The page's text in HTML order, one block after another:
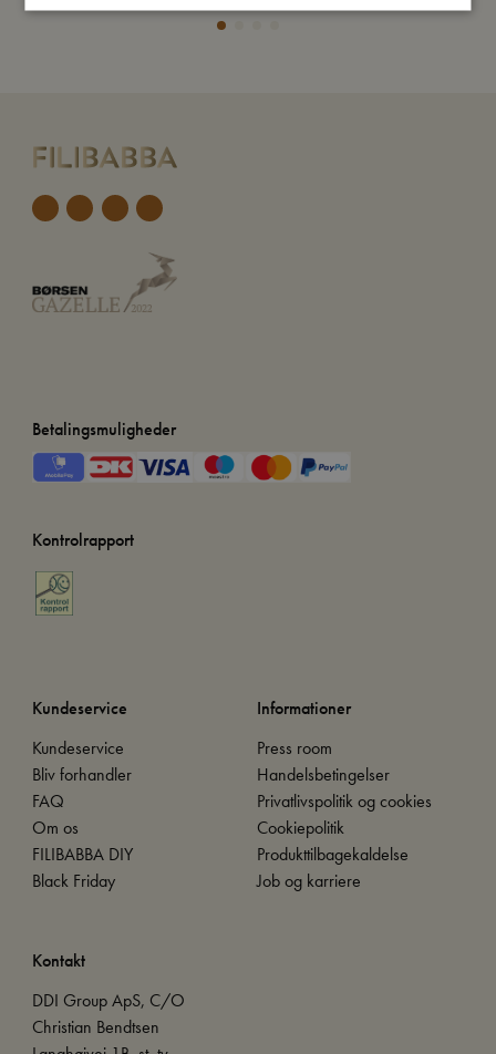
Betalingsmuligheder
Kontrolrapport
Kundeservice
Kundeservice
Bliv forhandler
FAQ
Om os
FILIBABBA DIY
Black Friday
Informationer
Press room
Handelsbetingelser
Privatlivspolitik og cookies
Cookiepolitik
Produkttilbagekaldelse
Job og karriere
Kontakt
DDI Group ApS, C/O
Christian Bendtsen